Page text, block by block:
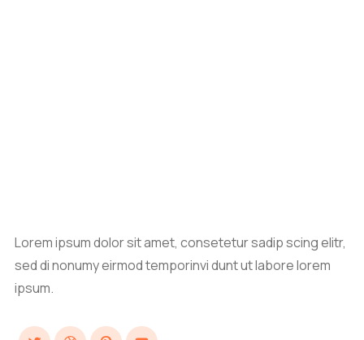
Lorem ipsum dolor sit amet, consetetur sadip scing elitr,
sed di nonumy eirmod temporinvi dunt ut labore lorem
ipsum.
TwitterDribbblePinterestYouTube